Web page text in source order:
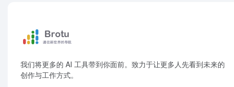
我们将更多的 AI 工具带到你面前。致力于让更多人先看到未来的
创作与工作方式。